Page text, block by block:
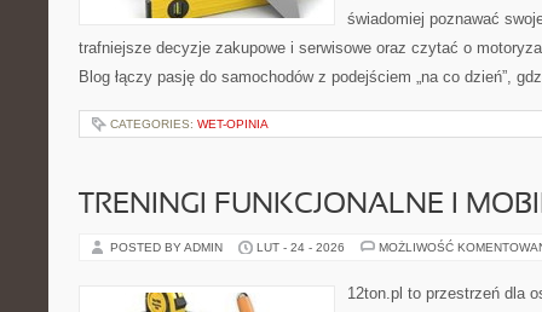
świadomiej poznawać
trafniejsze decyzje zakupowe i serwisowe oraz czytać o
Blog łączy pasję do samochodów z podejściem „na co dzień”,
CATEGORIES: WET-OPINIA
TRENINGI FUNKCJONALNE I
POSTED BY ADMIN LUT - 24 - 2026 MOŻLIWOŚĆ
12ton.pl to przestrzeń dla